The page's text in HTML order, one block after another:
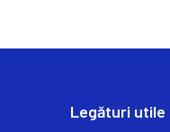
Legături utile